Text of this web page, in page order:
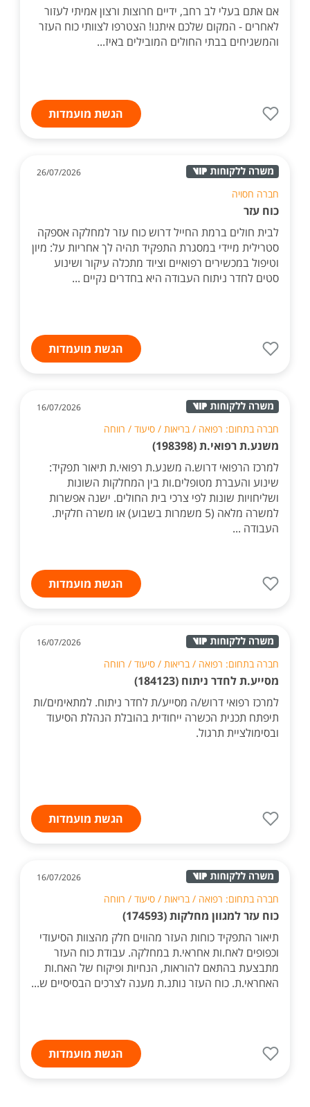
אם אתם בעלי לב רחב, ידיים חרוצות ורצון אמיתי לעזור
לאחרים - המקום שלכם איתנו! הצטרפו לצוותי כוח העזר
והמשגיחים בבתי החולים המובילים באיז...
הגשת מועמדות
26/07/2026
חברה חסויה
כוח עזר
לבית חולים ברמת החייל דרוש כוח עזר למחלקה אספקה
סטרילית מיידי במסגרת התפקיד תהיה לך אחריות על: מיון
וטיפול במכשירים רפואיים וציוד מתכלה עיקור ושינוע
סטים לחדר ניתוח העבודה היא בחדרים נקיים ...
הגשת מועמדות
16/07/2026
חברה בתחום: רפואה / בריאות / סיעוד / רווחה
משנע.ת רפואי.ת (198398)
למרכז הרפואי דרוש.ה משנע.ת רפואי.ת תיאור תפקיד:
שינוע והעברת מטופלים.ות בין המחלקות השונות
ושליחויות שונות לפי צרכי בית החולים. ישנה אפשרות
למשרה מלאה (5 משמרות בשבוע) או משרה חלקית.
העבודה ...
הגשת מועמדות
16/07/2026
חברה בתחום: רפואה / בריאות / סיעוד / רווחה
מסייע.ת לחדר ניתוח (184123)
למרכז רפואי דרוש/ה מסייע/ת לחדר ניתוח. למתאימים/ות
תיפתח תכנית הכשרה ייחודית בהובלת הנהלת הסיעוד
ובסימולציית תרגול.
הגשת מועמדות
16/07/2026
חברה בתחום: רפואה / בריאות / סיעוד / רווחה
כוח עזר למגוון מחלקות (174593)
תיאור התפקיד כוחות העזר מהווים חלק מהצוות הסיעודי
וכפופים לאח.ות אחראי.ת במחלקה. עבודת כוח העזר
מתבצעת בהתאם להוראות, הנחיות ופיקוח של האח.ות
האחראי.ת. כוח העזר נותנ.ת מענה לצרכים הבסיסיים ש...
הגשת מועמדות